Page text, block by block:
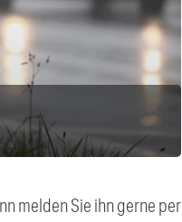
melden Sie ihn gerne per